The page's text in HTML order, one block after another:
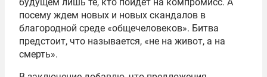
будущем лишь те, кто пойдет на компромисс. А
посему ждем новых и новых скандалов в
благородной среде «общечеловеков». Битва
предстоит, что называется, «не на живот, а на
смерть».